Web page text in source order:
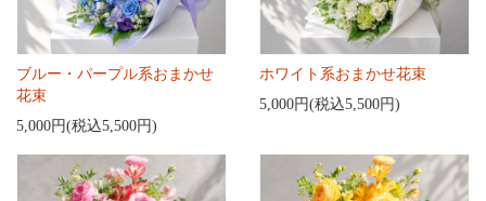
ブルー・パープル系おまかせ
花束
5,000円(税込5,500円)
ホワイト系おまかせ花束
5,000円(税込5,500円)